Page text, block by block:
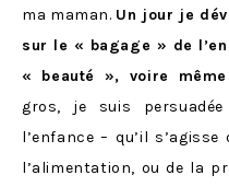
ma maman. Un jour je
sur le « bagage » de
« beauté », voire même
gros, je suis persuadée
l’enfance – qu’il
l’alimentation, ou de la